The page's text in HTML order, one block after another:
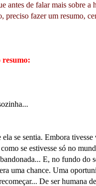
antes de falar mais sobre a
preciso fazer um resumo,
resumo:
ela se sentia. Embora tivesse
se estivesse só no
E, no fundo do
uma chance. Uma
De ser humana